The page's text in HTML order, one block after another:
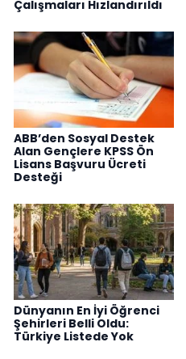
Çalışmaları Hızlandırıldı
ABB’den Sosyal Destek
Alan Gençlere KPSS Ön
Lisans Başvuru Ücreti
Desteği
Dünyanın En İyi Öğrenci
Şehirleri Belli Oldu:
Türkiye Listede Yok